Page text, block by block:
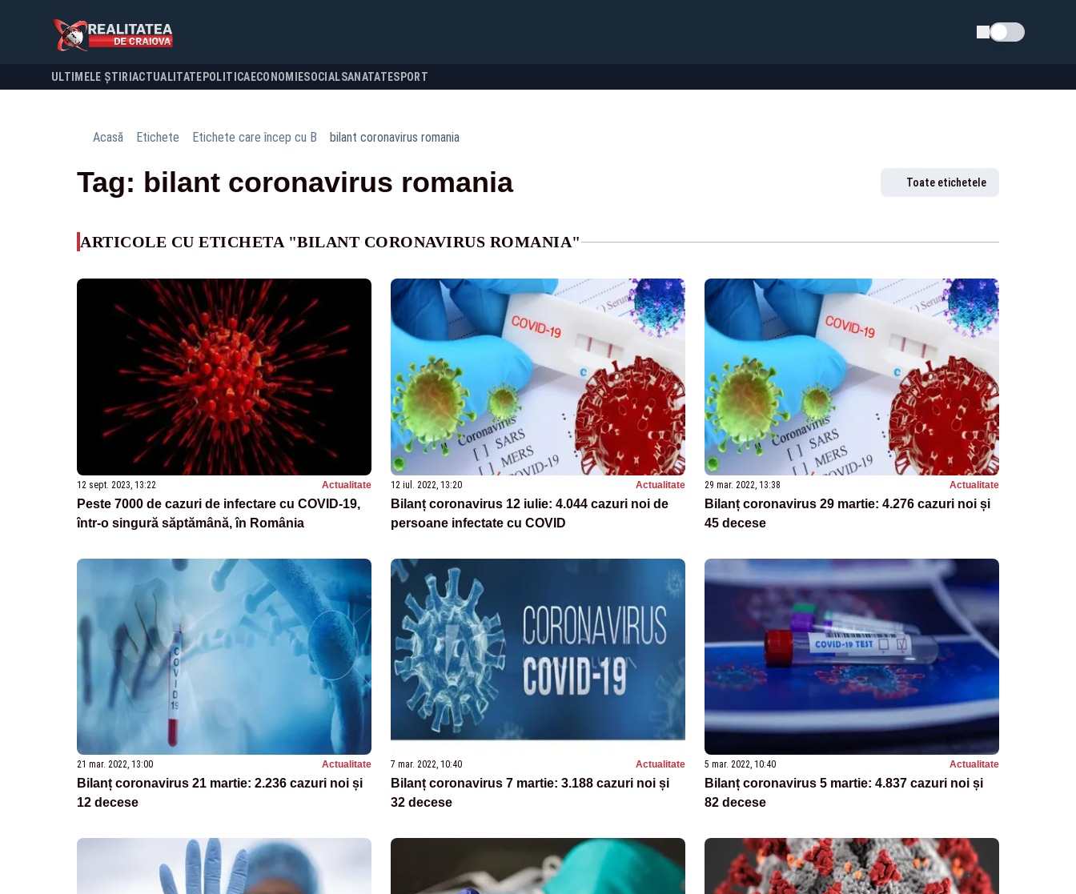
Schimba tema
ULTIMELE ȘTIRI ACTUALITATE POLITICA ECONOMIESOCIALSANATATESPORT
Acasă Etichete Etichete care încep cu B bilant coronavirus romania
Tag: bilant coronavirus romania Toate etichetele
ARTICOLE CU ETICHETA "BILANT CORONAVIRUS ROMANIA"
12 sept. 2023, 13:22 Actualitate
Peste 7000 de cazuri de infectare cu COVID-19,
într-o singură săptămână, în România
12 iul. 2022, 13:20 Actualitate
Bilanț coronavirus 12 iulie: 4.044 cazuri noi de
persoane infectate cu COVID
29 mar. 2022, 13:38 Actualitate
Bilanț coronavirus 29 martie: 4.276 cazuri noi și
45 decese
21 mar. 2022, 13:00 Actualitate
Bilanț coronavirus 21 martie: 2.236 cazuri noi și
12 decese
7 mar. 2022, 10:40 Actualitate
Bilanț coronavirus 7 martie: 3.188 cazuri noi și
32 decese
5 mar. 2022, 10:40 Actualitate
Bilanț coronavirus 5 martie: 4.837 cazuri noi și
82 decese